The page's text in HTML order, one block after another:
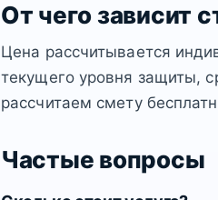
От чего зависит
Цена рассчитывается
текущего уровня защиты,
рассчитаем смету
Частые вопросы